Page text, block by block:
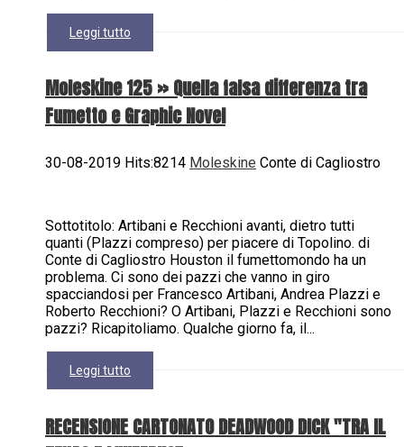
Leggi tutto
Moleskine 125 » Quella falsa differenza tra
Fumetto e Graphic Novel
30-08-2019 Hits:8214 Moleskine Conte di Cagliostro
Sottotitolo: Artibani e Recchioni avanti, dietro tutti
quanti (Plazzi compreso) per piacere di Topolino. di
Conte di Cagliostro Houston il fumettomondo ha un
problema. Ci sono dei pazzi che vanno in giro
spacciandosi per Francesco Artibani, Andrea Plazzi e
Roberto Recchioni? O Artibani, Plazzi e Recchioni sono
pazzi? Ricapitoliamo. Qualche giorno fa, il...
Leggi tutto
RECENSIONE CARTONATO DEADWOOD DICK "TRA IL